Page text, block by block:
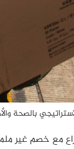
مع خصم غير